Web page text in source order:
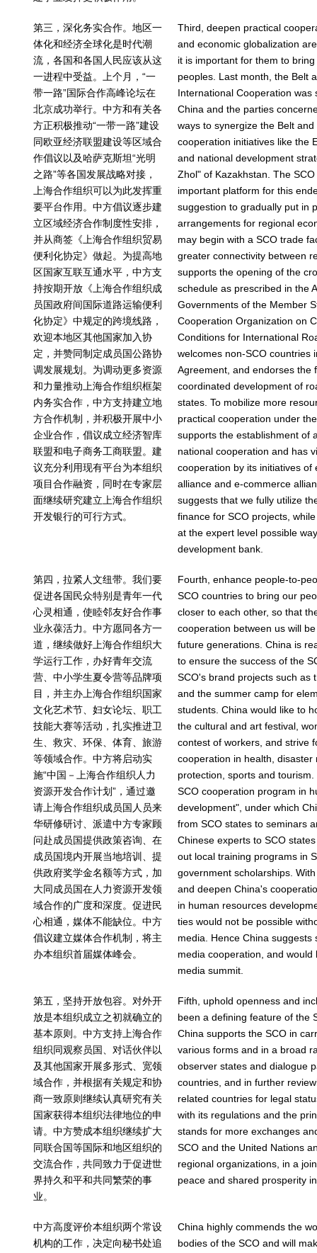
第三，深化务实合作。地区一
体化和经济全球化是时代潮
流，各国和各国人民应该从这
一进程中受益。上个月，“一
带一路”国际合作高峰论坛在
北京成功举行。中方和有关各
方正积极推动“一带一路”建设
同欧亚经济联盟建设等区域合
作倡议以及哈萨克斯坦“光明
之路”等各国发展战略对接，
上海合作组织可以为此发挥重
要平台作用。中方倡议逐步建
立区域经济合作制度性安排，
并从商签《上海合作组织贸易
便利化协定》做起。为提高地
区国家互联互通水平，中方支
持按期开放《上海合作组织成
员国政府间国际道路运输便利
化协定》中规定的跨境线路，
欢迎本地区其他国家加入协
定，并赞同制定成员国公路协
调发展规划。为调动更多资源
和力量推动上海合作组织框架
内务实合作，中方支持建立地
方合作机制，并积极开展中小
企业合作，倡议成立经济智库
联盟和电子商务工商联盟。建
议充分利用现有平台为本组织
项目合作融资，同时在专家层
面继续研究建立上海合作组织
开发银行的可行方式。
Third, deepen practical
and economic globalization
it is important for them to
peoples. Last month, the Belt
International Cooperation was
China and the parties
ways to synergize the Belt
cooperation initiatives like the
and national development
Zhol" of Kazakhstan. The
important platform for this
suggestion to gradually put in
arrangements for regional
may begin with a SCO trade
greater connectivity between
supports the opening of the
schedule as prescribed in the
Governments of the Member
Cooperation Organization on
Conditions for International
welcomes non-SCO countries
Agreement, and endorses the
coordinated development of
states. To mobilize more
practical cooperation under
supports the establishment of
national cooperation and has
cooperation by its initiatives of
alliance and e-commerce
suggests that we fully utilize
finance for SCO projects,
at the expert level possible
development bank.
第四，拉紧人文纽带。我们要
促进各国民众特别是青年一代
心灵相通，使睦邻友好合作事
业永葆活力。中方愿同各方一
道，继续做好上海合作组织大
学运行工作，办好青年交流
营、中小学生夏令营等品牌项
目，并主办上海合作组织国家
文化艺术节、妇女论坛、职工
技能大赛等活动，扎实推进卫
生、救灾、环保、体育、旅游
等领域合作。中方将启动实
施“中国－上海合作组织人力
资源开发合作计划”，通过邀
请上海合作组织成员国人员来
华研修研讨、派遣中方专家顾
问赴成员国提供政策咨询、在
成员国境内开展当地培训、提
供政府奖学金名额等方式，加
大同成员国在人力资源开发领
域合作的广度和深度。促进民
心相通，媒体不能缺位。中方
倡议建立媒体合作机制，将主
办本组织首届媒体峰会。
Fourth, enhance people-to-
SCO countries to bring our
closer to each other, so that
cooperation between us will
future generations. China is
to ensure the success of the
SCO's brand projects such as
and the summer camp for
students. China would like to
the cultural and art festival,
contest of workers, and strive
cooperation in health, disaster
protection, sports and
SCO cooperation program in
development", under which
from SCO states to seminars
Chinese experts to SCO
out local training programs in
government scholarships.
and deepen China's
in human resources
ties would not be possible
media. Hence China
media cooperation, and
media summit.
第五，坚持开放包容。对外开
放是本组织成立之初就确立的
基本原则。中方支持上海合作
组织同观察员国、对话伙伴以
及其他国家开展多形式、宽领
域合作，并根据有关规定和协
商一致原则继续认真研究有关
国家获得本组织法律地位的申
请。中方赞成本组织继续扩大
同联合国等国际和地区组织的
交流合作，共同致力于促进世
界持久和平和共同繁荣的事
业。
Fifth, uphold openness and
been a defining feature of the
China supports the SCO in
various forms and in a broad
observer states and dialogue
countries, and in further
related countries for legal
with its regulations and the
stands for more exchanges
SCO and the United Nations
regional organizations, in a
peace and shared prosperity
中方高度评价本组织两个常设
机构的工作，决定向秘书处追
China highly commends the
bodies of the SCO and will